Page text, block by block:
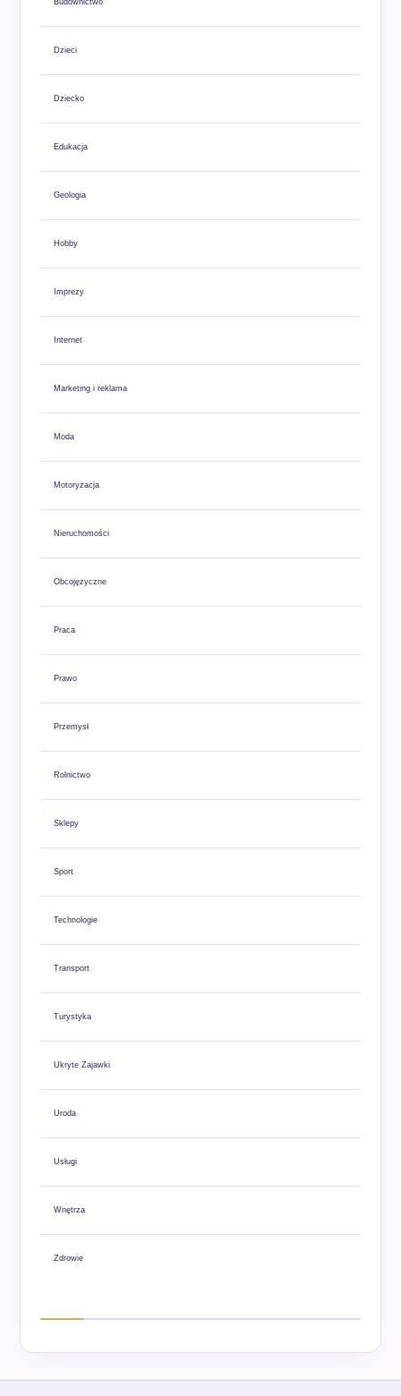
Budownictwo
Dzieci
Dziecko
Edukacja
Geologia
Hobby
Imprezy
Internet
Marketing i reklama
Moda
Motoryzacja
Nieruchomości
Obcojęzyczne
Praca
Prawo
Przemysł
Rolnictwo
Sklepy
Sport
Technologie
Transport
Turystyka
Ukryte Zajawki
Uroda
Usługi
Wnętrza
Zdrowie